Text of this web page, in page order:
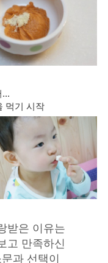
...
먹기 시작
받은 이유는
고 만족하신
과 선택이